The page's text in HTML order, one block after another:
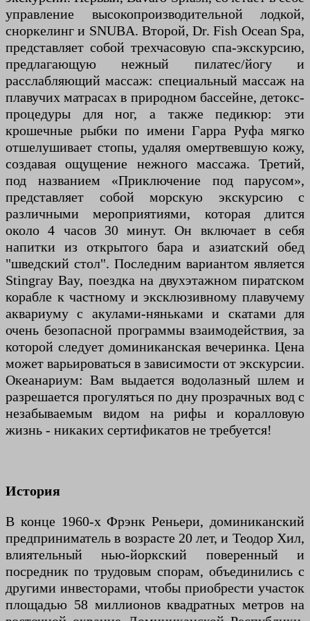
управление высокопроизводительной лодкой,
сноркелинг и SNUBA. Второй, Dr. Fish Ocean Spa,
представляет собой трехчасовую спа-экскурсию,
предлагающую нежный пилатес/йогу и
расслабляющий массаж: специальный массаж на
плавучих матрасах в природном бассейне, детокс-
процедуры для ног, а также педикюр: эти
крошечные рыбки по имени Гарра Руфа мягко
отшелушивает стопы, удаляя омертвевшую кожу,
создавая ощущение нежного массажа. Третий,
под названием «Приключение под парусом»,
представляет собой морскую экскурсию с
различными мероприятиями, которая длится
около 4 часов 30 минут. Он включает в себя
напитки из открытого бара и азиатский обед
"шведский стол". Последним вариантом является
Stingray Bay, поездка на двухэтажном пиратском
корабле к частному и эксклюзивному плавучему
аквариуму с акулами-няньками и скатами для
очень безопасной программы взаимодействия, за
которой следует доминиканская вечеринка. Цена
может варьироваться в зависимости от экскурсии.
Океанариум: Вам выдается водолазный шлем и
разрешается прогуляться по дну прозрачных вод с
незабываемым видом на рифы и коралловую
жизнь - никаких сертификатов не требуется!
История
В конце 1960-х Фрэнк Реньери, доминиканский
предприниматель в возрасте 20 лет, и Теодор Хил,
влиятельный нью-йоркский поверенный и
посредник по трудовым спорам, объединились с
другими инвесторами, чтобы приобрести участок
площадью 58 миллионов квадратных метров на